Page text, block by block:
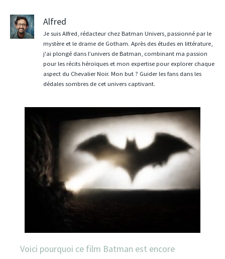
Alfred
Je suis Alfred, rédacteur chez Batman Univers, passionné par le
mystère et le drame de Gotham. Après des études en littérature,
j'ai plongé dans l’univers de Batman, combinant ma passion
pour les récits héroïques et mon expertise pour explorer chaque
aspect du Chevalier Noir. Mon but ? Guider les fans dans les
dédales sombres de cet univers captivant.
Voici pourquoi ce film Batman est encore